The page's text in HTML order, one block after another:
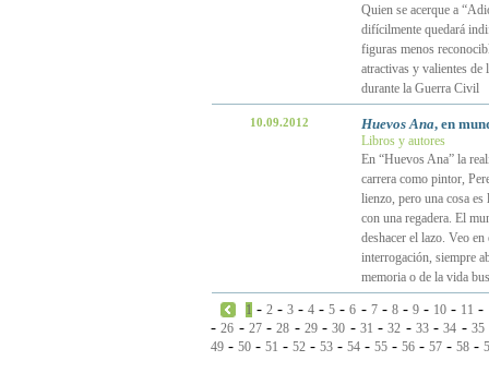
Quien se acerque a
difícilmente quedará
figuras menos
atractivas y valientes de
durante la Guerra Civil
10.09.2012 Huevos Ana, en
Libros y autores
En “Huevos Ana” la
carrera como pintor,
lienzo, pero una cosa
con una regadera. El
deshacer el lazo. Veo
interrogación, siempre
memoria o de la vida
1 -2 -3 -4 -5 -6 - 7- 8- 9- 10- 11 -
-26 - 27-28 - 29-30 - 31 -32 - 33-34 - 35
49 - 50 - 51 - 52 - 53 - 54 - 55 - 56 - 57 - 58 -